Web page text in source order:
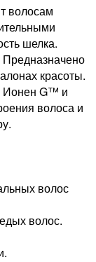
волосам
шелка.
красоты.
Ионен G™ и
волоса и
волос
волос.